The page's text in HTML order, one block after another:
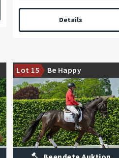
Details
Lot 15 Be Happy
Nachwuchspferd aus sportlich
erfolgreichem Mutterstamm